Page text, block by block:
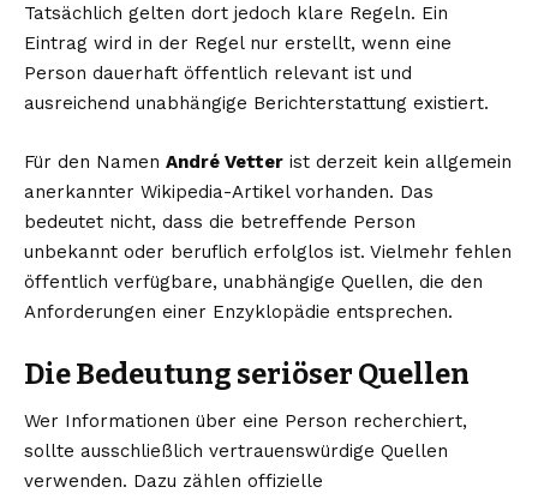
Tatsächlich gelten dort jedoch klare Regeln. Ein
Eintrag wird in der Regel nur erstellt, wenn eine
Person dauerhaft öffentlich relevant ist und
ausreichend unabhängige Berichterstattung existiert.
Für den Namen André Vetter ist derzeit kein allgemein
anerkannter Wikipedia-Artikel vorhanden. Das
bedeutet nicht, dass die betreffende Person
unbekannt oder beruflich erfolglos ist. Vielmehr fehlen
öffentlich verfügbare, unabhängige Quellen, die den
Anforderungen einer Enzyklopädie entsprechen.
Die Bedeutung seriöser Quellen
Wer Informationen über eine Person recherchiert,
sollte ausschließlich vertrauenswürdige Quellen
verwenden. Dazu zählen offizielle